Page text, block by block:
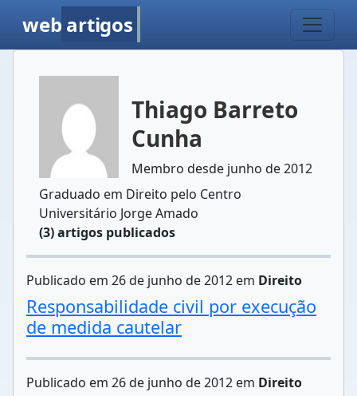
web artigos
Thiago Barreto
Cunha
Membro desde junho de 2012
Graduado em Direito pelo Centro
Universitário Jorge Amado
(3) artigos publicados
Publicado em 26 de junho de 2012 em Direito
Responsabilidade civil por execução
de medida cautelar
Publicado em 26 de junho de 2012 em Direito